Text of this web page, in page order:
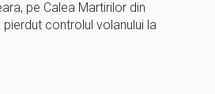
pe Calea Martirilor din
controlul volanului la